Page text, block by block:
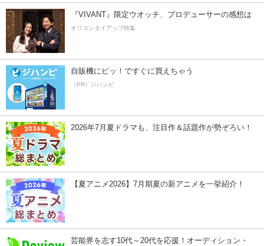
『VIVANT』限定ウオッチ、プロデューサーの感想は
オリコンタイアップ特集
自販機にピッ！ですぐに買えちゃう
（PR）ジハンピ
2026年7月夏ドラマも、注目作＆話題作が勢ぞろい！
【夏アニメ2026】7月期夏の新アニメを一挙紹介！
芸能界を志す10代～20代を応援！オーディション・